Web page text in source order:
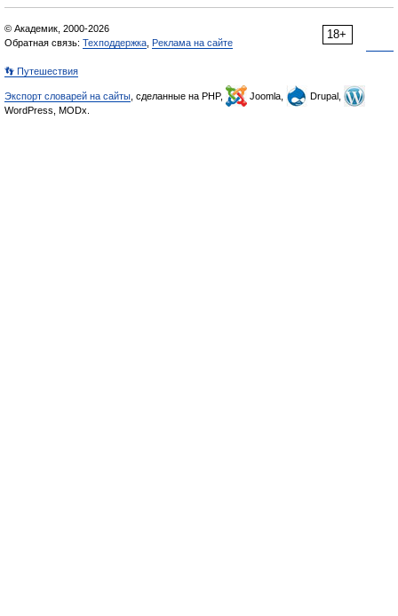
18+
© Академик, 2000-2026
Обратная связь: Техподдержка Реклама на сайте
👣 Путешествия
Экспорт словарей на сайты , сделанные на PHP, Joomla,
Drupal,
WordPress, MODx.